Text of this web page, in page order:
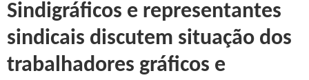
Sindigráficos e representantes
sindicais discutem situação dos
trabalhadores gráficos e